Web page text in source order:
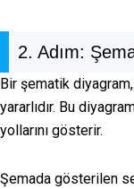
2. Adım:
Bir şematik diyagram,
yararlıdır. Bu
yollarını gösterir.
Şemada gösterilen